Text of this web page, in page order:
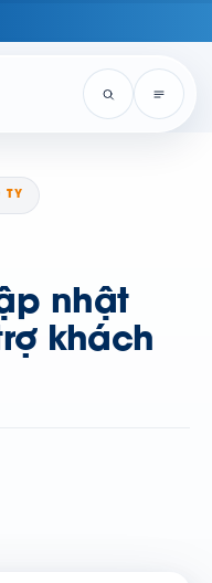
TY
nhật
khách